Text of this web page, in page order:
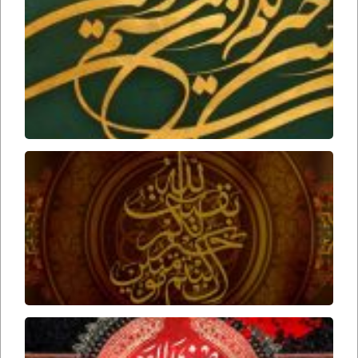
بر زنده
بودن
ارواحنا
فداه
عوامل
زمان
ارواحنا
فداه
برخورد